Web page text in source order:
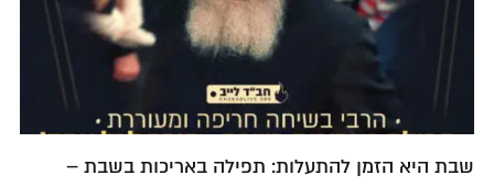
שבת היא הזמן להתעלות: תפילה באריכות בשבת –